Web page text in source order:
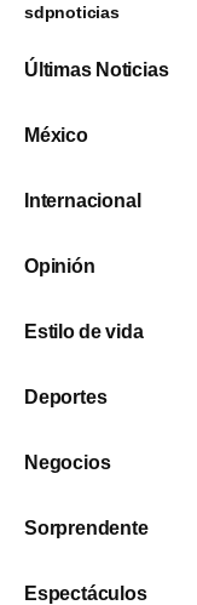
sdpnoticias
Últimas Noticias
México
Internacional
Opinión
Estilo de vida
Deportes
Negocios
Sorprendente
Espectáculos